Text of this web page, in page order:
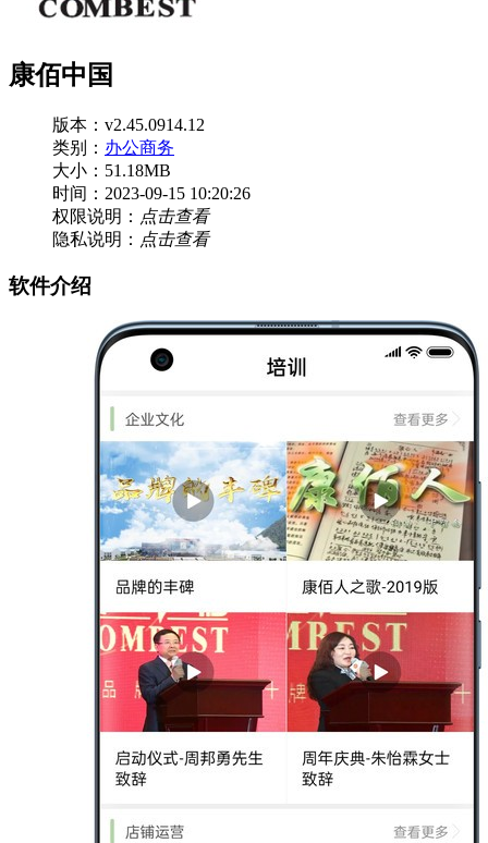
康佰中国
版本：v2.45.0914.12
类别： 办公商务
大小：51.18MB
时间：2023-09-15 10:20:26
权限说明： 点击查看
隐私说明： 点击查看
软件介绍